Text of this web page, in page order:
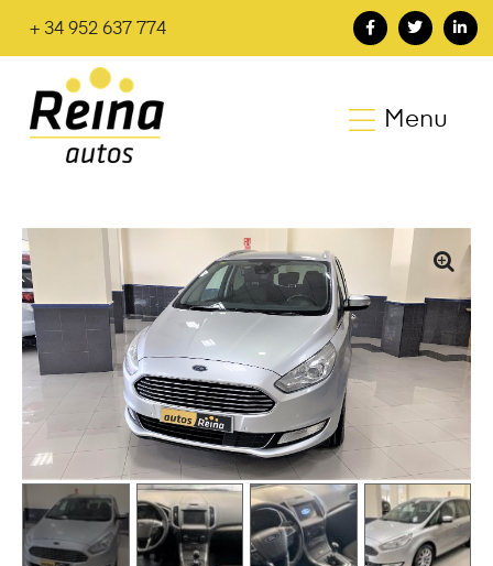
+ 34 952 637 774
Menu
🔍